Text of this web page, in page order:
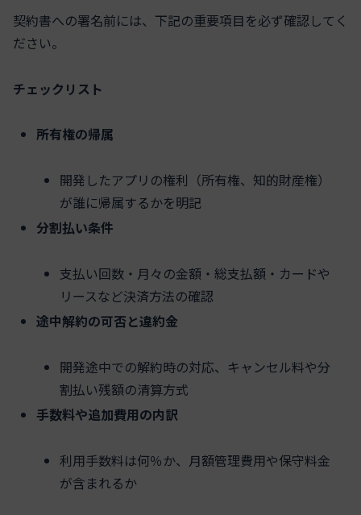
契約書への署名前には、下記の重要項目を必ず確認してく
ださい。
チェックリスト
所有権の帰属
開発したアプリの権利（所有権、知的財産権）
が誰に帰属するかを明記
分割払い条件
支払い回数・月々の金額・総支払額・カードや
リースなど決済方法の確認
途中解約の可否と違約金
開発途中での解約時の対応、キャンセル料や分
割払い残額の清算方式
手数料や追加費用の内訳
利用手数料は何％か、月額管理費用や保守料金
が含まれるか